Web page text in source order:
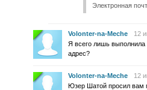
Электронная
Volonter-na-Meche
12
Я всего лишь выполнила
адрес?
Volonter-na-Meche
12
Юзер Шатой просил вам